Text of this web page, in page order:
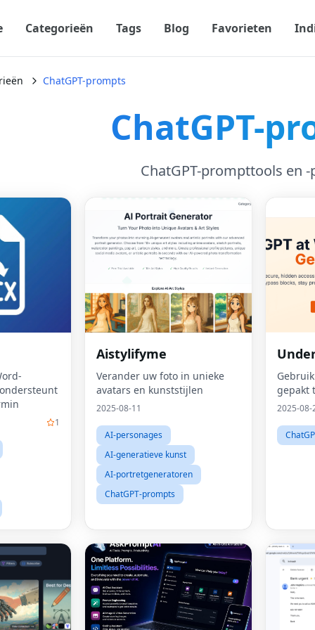
Categorieën Tags Blog Favorieten
ChatGPT-prompts
ChatGPT-
ChatGPT-prompttools en
1
Aistylifyme
Verander uw foto in unieke
avatars en kunststijlen
2025-08-11
AI-personages
AI-generatieve kunst
AI-portretgeneratoren
ChatGPT-prompts
gepakt
2025-08-